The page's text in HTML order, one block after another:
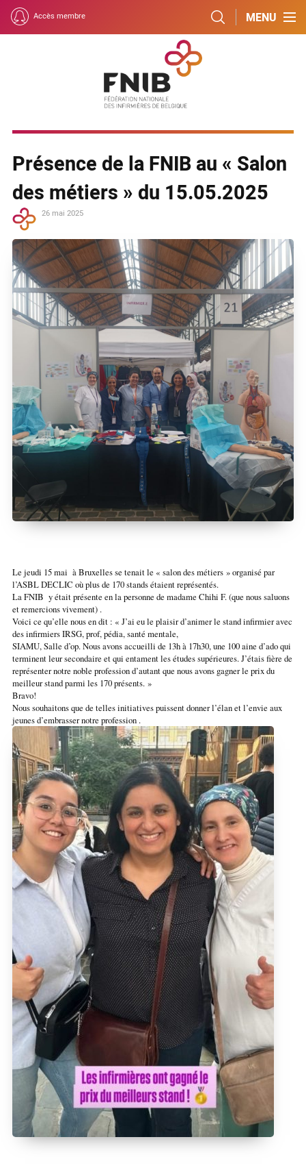
MENU
Accès membre
Présence de la FNIB au « Salon
des métiers » du 15.05.2025
26 mai 2025
Le jeudi 15 mai à Bruxelles se tenait le « salon des métiers » organisé par
l’ASBL DECLIC où plus de 170 stands étaient représentés.
La FNIB y était présente en la personne de madame Chihi F. (que nous saluons
et remercions vivement) .
Voici ce qu’elle nous en dit : « J’ai eu le plaisir d’animer le stand infirmier avec
des infirmiers IRSG, prof, pédia, santé mentale,
SIAMU, Salle d’op. Nous avons accueilli de 13h à 17h30, une 100 aine d’ado qui
terminent leur secondaire et qui entament les études supérieures. J’étais fière de
représenter notre noble profession d’autant que nous avons gagner le prix du
meilleur stand parmi les 170 présents. »
Bravo!
Nous souhaitons que de telles initiatives puissent donner l’élan et l’envie aux
jeunes d’embrasser notre profession .